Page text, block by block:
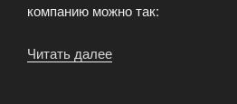
компанию можно так:
Читать далее